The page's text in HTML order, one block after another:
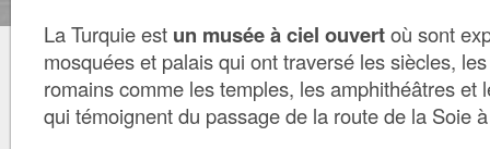
La Turquie est un musée à ciel ouvertoù sont
mosquées et palais qui ont traversé les siècles,
romains comme les temples, les amphithéâtres et
qui témoignent du passage de la route de la Soie à